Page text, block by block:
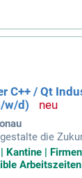
hilft, die
zu
und
mit. Bitte
im
C++ / Qt
w/d)
die
(m/w/d) für
für
Kantine |
Arbeitszeiten